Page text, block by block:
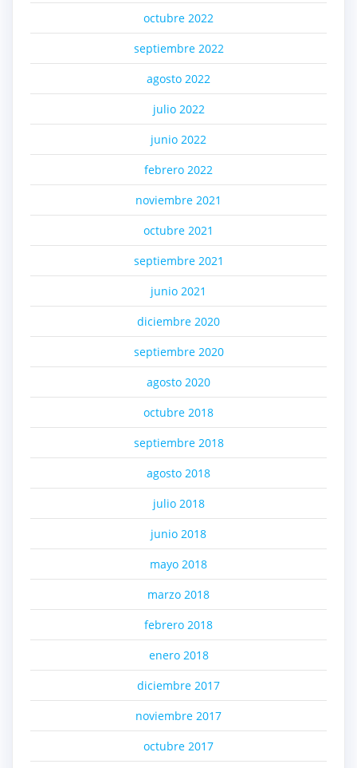
octubre 2022
septiembre 2022
agosto 2022
julio 2022
junio 2022
febrero 2022
noviembre 2021
octubre 2021
septiembre 2021
junio 2021
diciembre 2020
septiembre 2020
agosto 2020
octubre 2018
septiembre 2018
agosto 2018
julio 2018
junio 2018
mayo 2018
marzo 2018
febrero 2018
enero 2018
diciembre 2017
noviembre 2017
octubre 2017